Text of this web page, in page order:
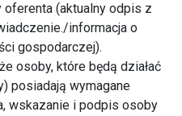
(aktualny odpis z
informacja o
gospodarczej).
osoby, które będą działać
posiadają wymagane
wskazanie i podpis osoby